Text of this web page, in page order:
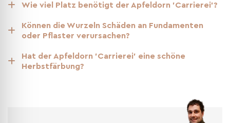
Wie viel Platz benötigt der Apfeldorn 'Carrierei'?
Können die Wurzeln Schäden an Fundamenten
oder Pflaster verursachen?
Hat der Apfeldorn 'Carrierei' eine schöne
Herbstfärbung?